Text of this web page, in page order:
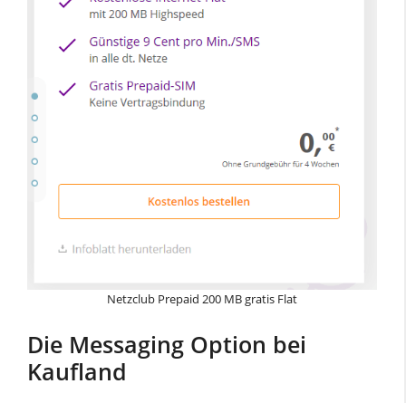
Netzclub Prepaid 200 MB gratis Flat
Die Messaging Option bei
Kaufland